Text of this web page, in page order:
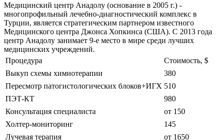
Медицинский центр Анадолу (основание в 2005 г.) -
многопрофильный лечебно-диагностический комплекс в
Турции, является стратегическим партнером известного
Медицинского центра Джонса Хопкинса (США). С 2013 года
центр Анадолу занимает 9-е место в мире среди лучших
медицинских учреждений.
Процедура
Стоимость, $
Выкуп схемы химиотерапии
380
Пересмотр патогистологических блоков+ИГХ 510
ПЭТ-КТ
980
Консультация специалиста
от 150
Холтер-мониторинг
145
Лучевая терапия
от 1650